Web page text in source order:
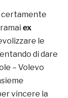
certamente
ex
le
di dare
– Volevo
vincere la